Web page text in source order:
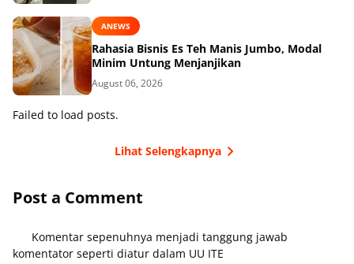
ANEWS
Rahasia Bisnis Es Teh Manis Jumbo, Modal
Minim Untung Menjanjikan
August 06, 2026
Failed to load posts.
Lihat Selengkapnya
Post a Comment
Komentar sepenuhnya menjadi tanggung jawab
komentator seperti diatur dalam UU ITE